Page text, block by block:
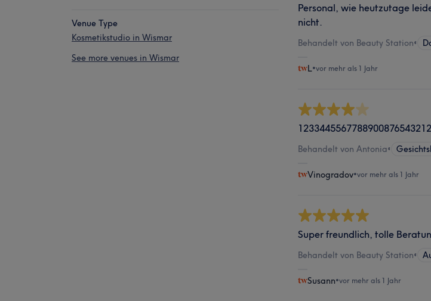
Venue Type
Kosmetikstudio in Wismar
See more venues in Wismar
Personal, wie heutzutage
nicht.
Behandelt von Beauty Station•
L•vor mehr als 1 Jahr
Behandelt von Antonia•
Vinogradov•vor mehr als 1 Jahr
Super freundlich, tolle
Behandelt von Beauty Station•
Susann•vor mehr als 1 Jahr